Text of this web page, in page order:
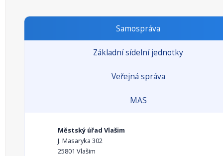
Samospráva
Základní sídelní jednotky
Veřejná správa
MAS
Městský úřad Vlašim
J. Masaryka 302
25801 Vlašim